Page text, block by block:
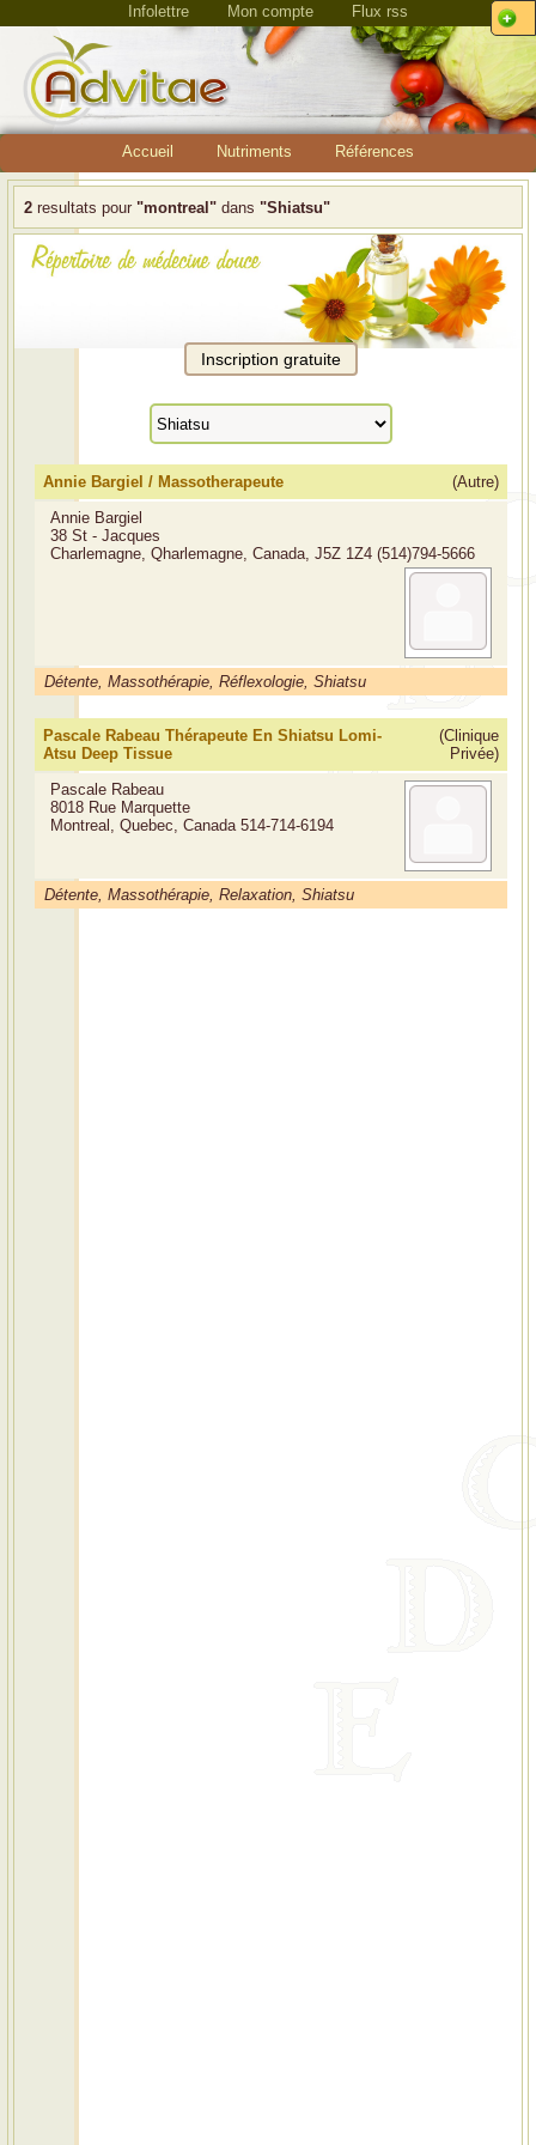
Infolettre Mon compte Flux rss
Accueil Nutriments Références
2 resultats pour "montreal" dans "Shiatsu"
Annie Bargiel / Massotherapeute
(Autre)
Annie Bargiel
38 St - Jacques
Charlemagne, Qharlemagne, Canada, J5Z 1Z4 (514)794-5666
Détente, Massothérapie, Réflexologie, Shiatsu
Pascale Rabeau Thérapeute En Shiatsu Lomi-
Atsu Deep Tissue
(Clinique
Privée)
Pascale Rabeau
8018 Rue Marquette
Montreal, Quebec, Canada 514-714-6194
Détente, Massothérapie, Relaxation, Shiatsu